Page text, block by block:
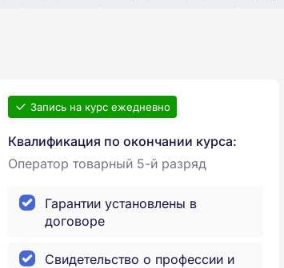
Запись на курс ежедневно
Квалификация по окончании курса:
Оператор товарный 5-й разряд
Гарантии установлены в
договоре
Свидетельство о профессии и